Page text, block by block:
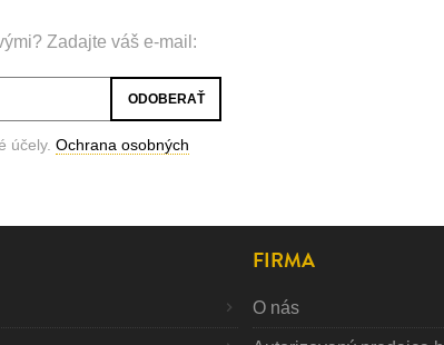
Zadajte váš e-mail:
účely. Ochrana osobných
FIRMA
O nás